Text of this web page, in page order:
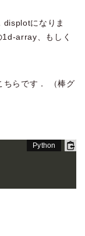
displotになりま
array、もしく
ちらです． （棒グ